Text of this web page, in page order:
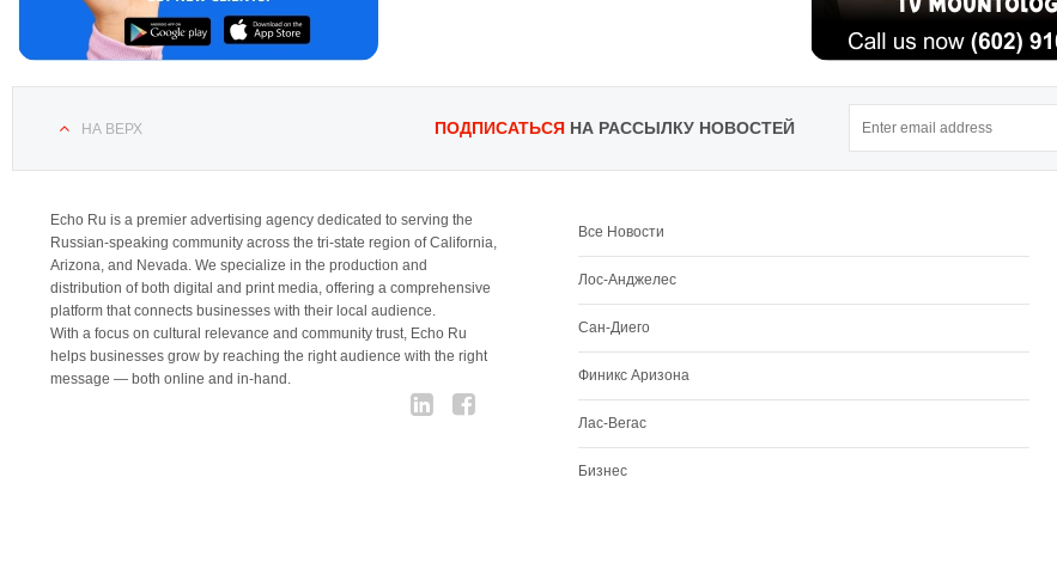
НА ВЕРХ ПОДПИСАТЬСЯНА РАССЫЛКУ НОВОСТЕЙ
Echo Ru is a premier advertising agency dedicated to serving the
Russian-speaking community across the tri-state region of California,
Arizona, and Nevada. We specialize in the production and
distribution of both digital and print media, offering a comprehensive
platform that connects businesses with their local audience.
With a focus on cultural relevance and community trust, Echo Ru
helps businesses grow by reaching the right audience with the right
message — both online and in-hand.
Все Новости
Лос-Анджелес
Сан-Диего
Финикс Аризона
Лас-Вегас
Бизнес